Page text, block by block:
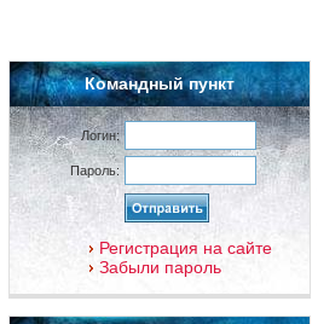
Командный пункт
Логин:
Пароль:
Регистрация на сайте
Забыли пароль